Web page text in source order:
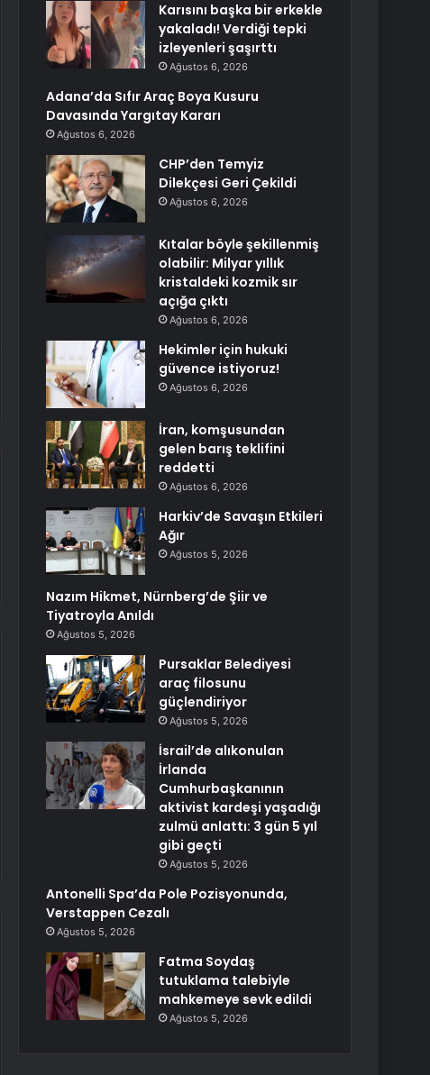
Karısını başka bir erkekle
yakaladı! Verdiği tepki
izleyenleri şaşırttı
Ağustos 6, 2026
Adana’da Sıfır Araç Boya Kusuru
Davasında Yargıtay Kararı
Ağustos 6, 2026
CHP’den Temyiz
Dilekçesi Geri Çekildi
Ağustos 6, 2026
Kıtalar böyle şekillenmiş
olabilir: Milyar yıllık
kristaldeki kozmik sır
açığa çıktı
Ağustos 6, 2026
Hekimler için hukuki
güvence istiyoruz!
Ağustos 6, 2026
İran, komşusundan
gelen barış teklifini
reddetti
Ağustos 6, 2026
Harkiv’de Savaşın Etkileri
Ağır
Ağustos 5, 2026
Nazım Hikmet, Nürnberg’de Şiir ve
Tiyatroyla Anıldı
Ağustos 5, 2026
Pursaklar Belediyesi
araç filosunu
güçlendiriyor
Ağustos 5, 2026
İsrail’de alıkonulan
İrlanda
Cumhurbaşkanının
aktivist kardeşi yaşadığı
zulmü anlattı: 3 gün 5 yıl
gibi geçti
Ağustos 5, 2026
Antonelli Spa’da Pole Pozisyonunda,
Verstappen Cezalı
Ağustos 5, 2026
Fatma Soydaş
tutuklama talebiyle
mahkemeye sevk edildi
Ağustos 5, 2026